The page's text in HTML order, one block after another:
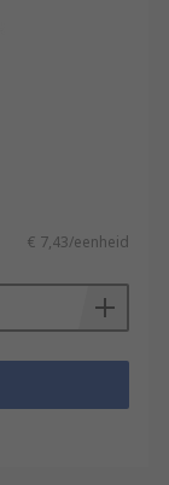
€ 7,43/eenheid